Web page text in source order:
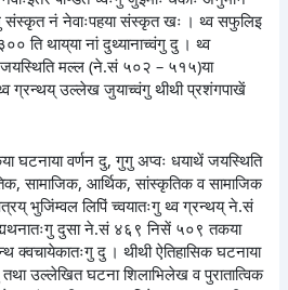
संस्कृत नं नेवाःपहया संस्कृत खः । थ्व सफुलिइ
ति थाय्‌या नां दुथ्यानाच्वंगु दु । थ्व
मल्ल (ने.सं ५०२ – ५१५)या
ग्रन्थय् उल्लेख जुयाच्वंगु थीथी प्रशंगपाखें
वर्णन दु, गुगु अप्वः धयाथें जयस्थिति
सामाजिक, आर्थिक, सांस्कृतिक व सामाजिक
भुजिंम्वल लिपिं च्वयातःगु थ्व ग्रन्थय् ने.सं
दुसा ने.सं ४६९ निसें ५०९ तकया
क्वचायेकातःगु दु । थीथी ऐतिहासिक घटनाया
तथा उल्लेखित घटना शिलाभिलेख व पुरातात्विक